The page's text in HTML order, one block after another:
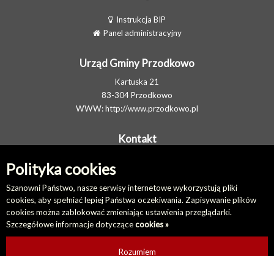
Polityka cookies
Szanowni Państwo, nasze serwisy internetowe wykorzystują pliki
cookies, aby spełniać lepiej Państwa oczekiwania. Zapisywanie plików
cookies można zablokować zmieniając ustawienia przeglądarki.
Szczegółowe informacje dotyczącecookies »
Rozumiem
Instrukcja BIP
Panel administracyjny
Urząd Gminy Przodkowo
Kartuska 21
83-304 Przodkowo
WWW:http://www.przodkowo.pl
Kontakt
E-MAIL:
Elektroniczna Skrzynka Podawcza
Na skróty